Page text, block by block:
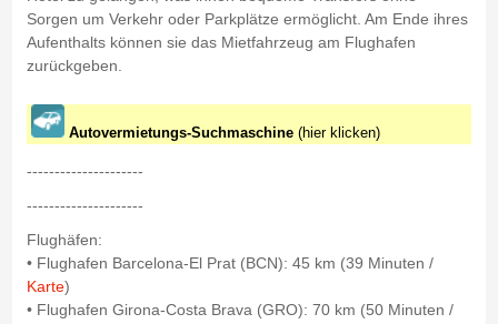
Sorgen um Verkehr oder Parkplätze ermöglicht. Am Ende ihres
Aufenthalts können sie das Mietfahrzeug am Flughafen
zurückgeben.
Autovermietungs-Suchmaschine(hier klicken)
---------------------
---------------------
Flughäfen:
• Flughafen Barcelona-El Prat (BCN): 45 km (39 Minuten /
Karte)
• Flughafen Girona-Costa Brava (GRO): 70 km (50 Minuten /